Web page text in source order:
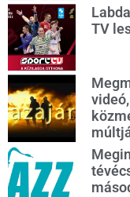
TV